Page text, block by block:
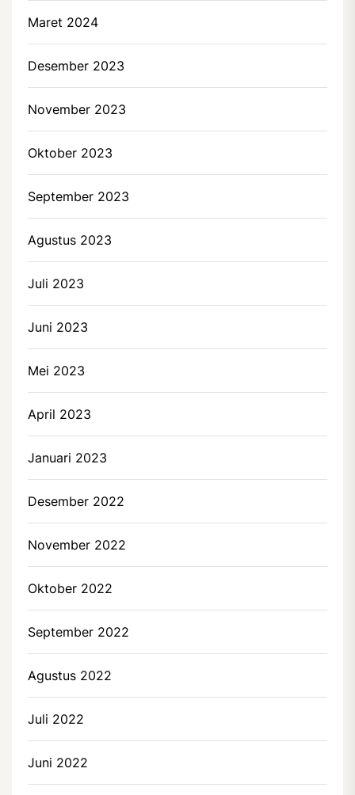
Maret 2024
Desember 2023
November 2023
Oktober 2023
September 2023
Agustus 2023
Juli 2023
Juni 2023
Mei 2023
April 2023
Januari 2023
Desember 2022
November 2022
Oktober 2022
September 2022
Agustus 2022
Juli 2022
Juni 2022